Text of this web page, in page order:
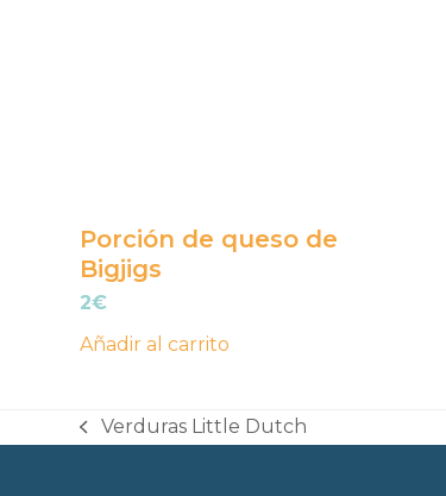
Porción de queso de
Bigjigs
2€
Añadir al carrito
previous
Verduras Little Dutch